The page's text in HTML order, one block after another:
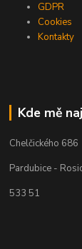
GDPR
Cookies
Kontakty
Kde mě
Chelčického 686
Pardubice -
533 51